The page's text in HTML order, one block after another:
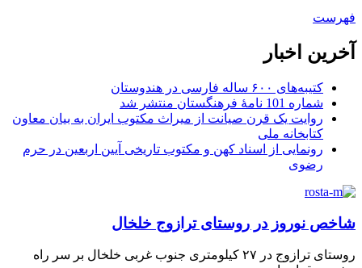
فهرست
آخرین اخبار
کتیبه‌های ۶۰۰ ساله فارسی در هندوستان
شماره 101 نامۀ فرهنگستان منتشر شد
روایت یک قرن صیانت از میراث مکتوب ایران به بیان معاون
کتابخانه ملی
رونمایی از اسناد کهن و مکتوب تاریخی آیین اربعین در حرم
رضوی
شاخص نوروز در روستای ترازوج خلخال
روستای ترازوج در ۲۷ کیلومتری جنوب غربی خلخال بر سر راه